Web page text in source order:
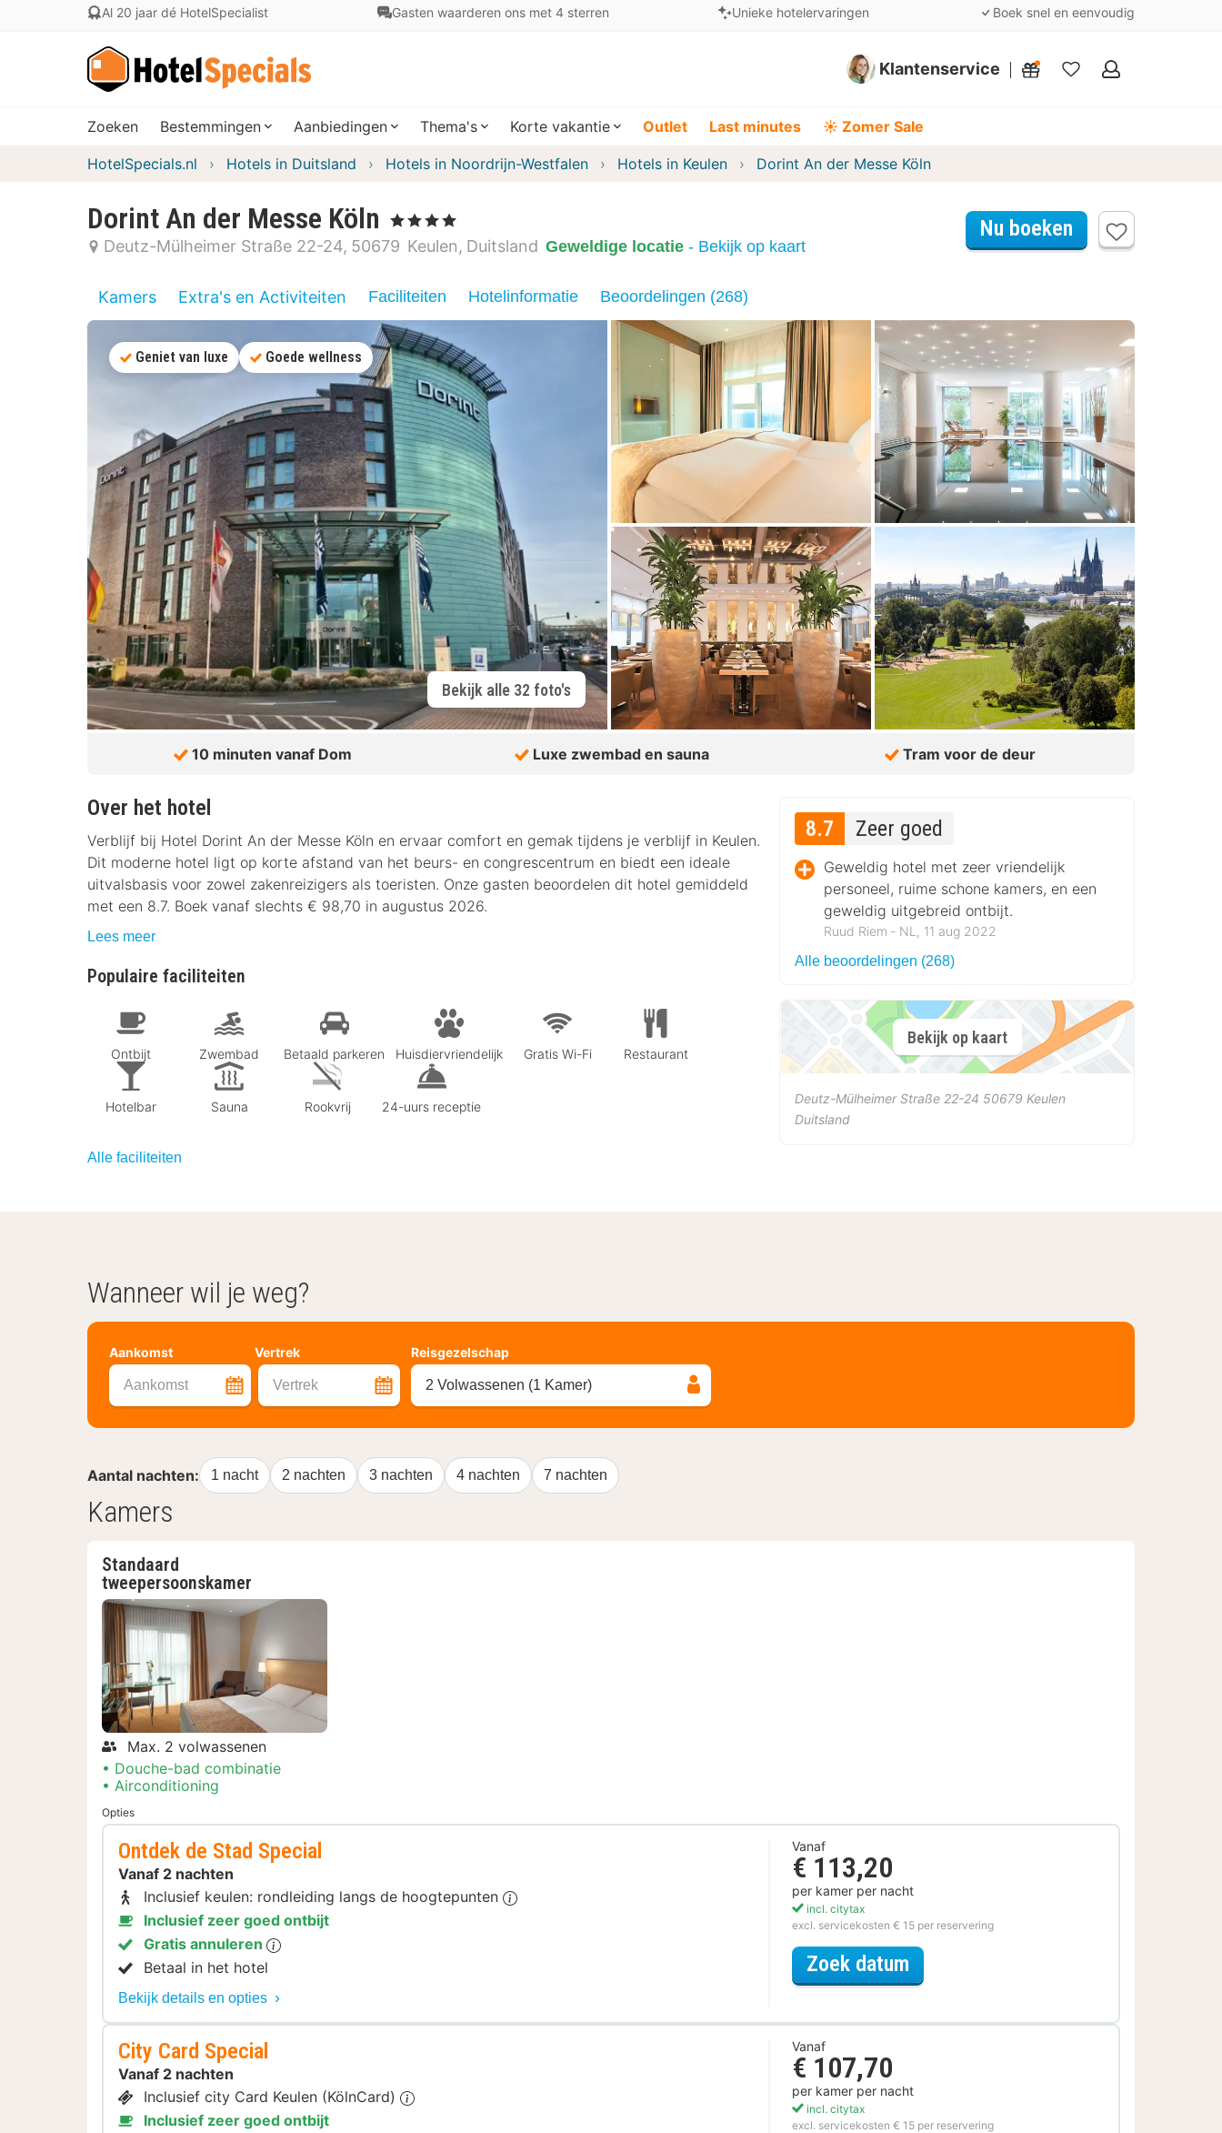
Al 20 jaar dé HotelSpecialist Gasten waarderen ons met 4 sterren Unieke hotelervaringen Boek snel en eenvoudig
Klantenservice
Mijn
Zoeken Bestemmingen Aanbiedingen Thema's Korte vakantie Outlet Last minutes ☀️ Zomer Sale
HotelSpecials.nl Hotels in Duitsland Hotels in Noordrijn-Westfalen Hotels in Keulen Dorint An der Messe Köln
Dorint An der Messe Köln , 4 Sterren
Deutz-Mülheimer Straße 22-24 50679 Keulen Duitsland Geweldige locatie - Bekijk op kaart
Nu boeken
Kamers Extra's en Activiteiten Faciliteiten Hotelinformatie Beoordelingen (268)
Bekijk alle 32 foto's
Geniet van luxe Goede wellness
10 minuten vanaf Dom Luxe zwembad en sauna Tram voor de deur
Over het hotel
Verblijf bij Hotel Dorint An der Messe Köln en ervaar comfort en gemak tijdens je verblijf in Keulen.
Dit moderne hotel ligt op korte afstand van het beurs- en congrescentrum en biedt een ideale
uitvalsbasis voor zowel zakenreizigers als toeristen. Onze gasten beoordelen dit hotel gemiddeld
met een 8.7. Boek vanaf slechts € 98,70 in augustus 2026.
Lees meer
Populaire faciliteiten
Ontbijt Zwembad Betaald parkeren Huisdiervriendelijk Gratis Wi-Fi Restaurant
Hotelbar Sauna Rookvrij 24-uurs receptie
Alle faciliteiten
8.7 Zeer goed
Geweldig hotel met zeer vriendelijk
personeel, ruime schone kamers, en een
geweldig uitgebreid ontbijt.
Ruud Riem ‐ NL, 11 aug 2022
Alle beoordelingen (268)
Bekijk op kaart
Deutz-Mülheimer Straße 22-24 50679 Keulen
Duitsland
Wanneer wil je weg?
Aankomst Vertrek
Aankomst Vertrek
Reisgezelschap
2 Volwassenen (1 Kamer)
Aantal nachten: 1 nacht 2 nachten 3 nachten 4 nachten 7 nachten
Kamers
Standaard
tweepersoonskamer
Max. 2 volwassenen
Douche-bad combinatie
Airconditioning
Opties
Ontdek de Stad Special
Vanaf 2 nachten
Inclusief keulen: rondleiding langs de hoogtepunten
Inclusief zeer goed ontbijt
Gratis annuleren
Betaal in het hotel
Bekijk details en opties
Vanaf
€ 113,20
per kamer per nacht
incl. citytax
excl. servicekosten € 15 per reservering
Zoek datum
City Card Special
Vanaf 2 nachten
Inclusief city Card Keulen (KölnCard)
Inclusief zeer goed ontbijt
Vanaf
€ 107,70
per kamer per nacht
incl. citytax
excl. servicekosten € 15 per reservering